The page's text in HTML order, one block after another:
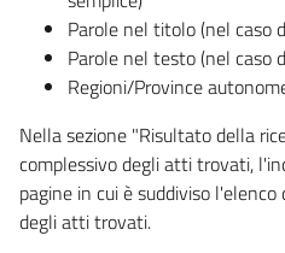
Parole nel titolo (nel caso
Parole nel testo (nel caso
Regioni/Province
Nella sezione "Risultato della
complessivo degli atti trovati,
pagine in cui è suddiviso
degli atti trovati.